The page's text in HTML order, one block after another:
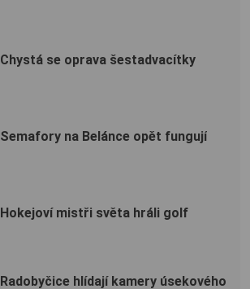
Chystá se oprava šestadvacítky
Semafory na Belánce opět fungují
Hokejoví mistři světa hráli golf
Radobyčice hlídají kamery úsekového